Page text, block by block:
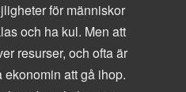
för människor
och ha kul. Men att
resurser, och ofta är
ekonomin att gå ihop.